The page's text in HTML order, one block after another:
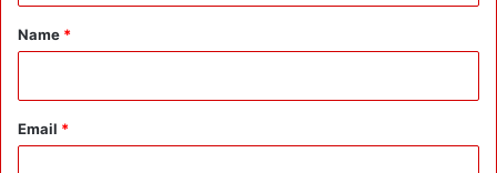
*
Name *
Email *